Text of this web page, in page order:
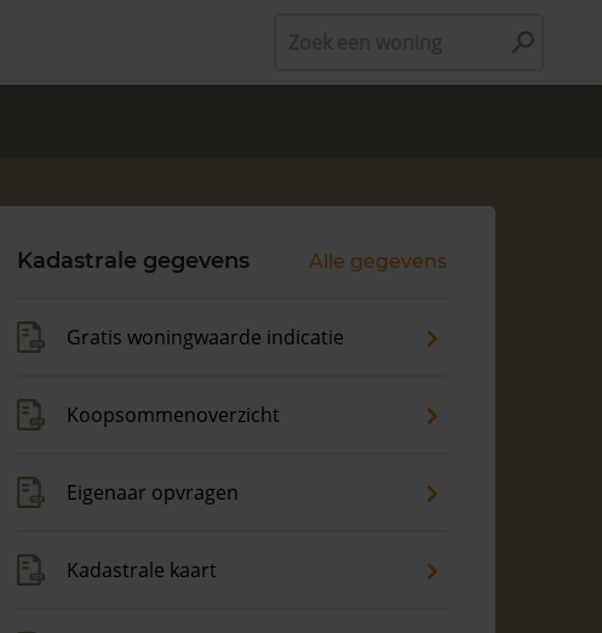
Kadastrale gegevens Alle gegevens
Gratis woningwaarde indicatie
Koopsommenoverzicht
Eigenaar opvragen
Kadastrale kaart